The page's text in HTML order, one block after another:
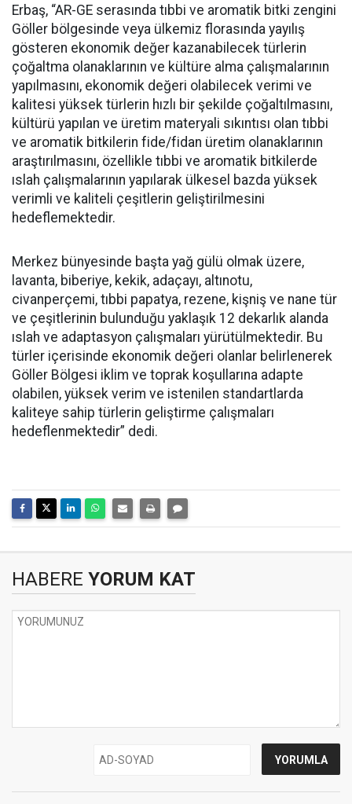
Erbaş, “AR-GE serasında tıbbi ve aromatik bitki zengini
Göller bölgesinde veya ülkemiz florasında yayılış
gösteren ekonomik değer kazanabilecek türlerin
çoğaltma olanaklarının ve kültüre alma çalışmalarının
yapılmasını, ekonomik değeri olabilecek verimi ve
kalitesi yüksek türlerin hızlı bir şekilde çoğaltılmasını,
kültürü yapılan ve üretim materyali sıkıntısı olan tıbbi
ve aromatik bitkilerin fide/fidan üretim olanaklarının
araştırılmasını, özellikle tıbbi ve aromatik bitkilerde
ıslah çalışmalarının yapılarak ülkesel bazda yüksek
verimli ve kaliteli çeşitlerin geliştirilmesini
hedeflemektedir.
Merkez bünyesinde başta yağ gülü olmak üzere,
lavanta, biberiye, kekik, adaçayı, altınotu,
civanperçemi, tıbbi papatya, rezene, kişniş ve nane tür
ve çeşitlerinin bulunduğu yaklaşık 12 dekarlık alanda
ıslah ve adaptasyon çalışmaları yürütülmektedir. Bu
türler içerisinde ekonomik değeri olanlar belirlenerek
Göller Bölgesi iklim ve toprak koşullarına adapte
olabilen, yüksek verim ve istenilen standartlarda
kaliteye sahip türlerin geliştirme çalışmaları
hedeflenmektedir” dedi.
HABERE YORUM KAT